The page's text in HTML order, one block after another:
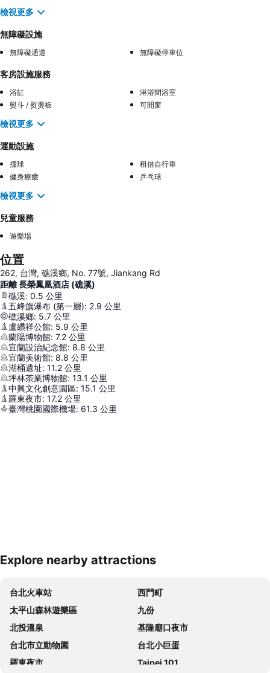
檢視更多
無障礙設施
無障礙通道 無障礙停車位
客房設施服務
浴缸
淋浴間浴室
熨斗 / 熨燙板
可開窗
檢視更多
運動設施
撞球
租借自行車
健身療癒
乒乓球
檢視更多
兒童服務
遊樂場
位置
262, 台灣, 礁溪鄉, No. 77號, Jiankang Rd
距離 長榮鳳凰酒店 (礁溪)
礁溪: 0.5 公里
五峰旗瀑布 (第一層): 2.9 公里
礁溪鄉: 5.7 公里
盧纘祥公館: 5.9 公里
蘭陽博物館: 7.2 公里
宜蘭設治紀念館: 8.8 公里
宜蘭美術館: 8.8 公里
湖桶遺址: 11.2 公里
坪林茶業博物館: 13.1 公里
中興文化創意園區: 15.1 公里
羅東夜市: 17.2 公里
臺灣桃園國際機場: 61.3 公里
展開地圖
Explore nearby attractions
台北火車站
西門町
太平山森林遊樂區
九份
北投溫泉
基隆廟口夜市
台北市立動物園
台北小巨蛋
羅東夜市
Taipei 101